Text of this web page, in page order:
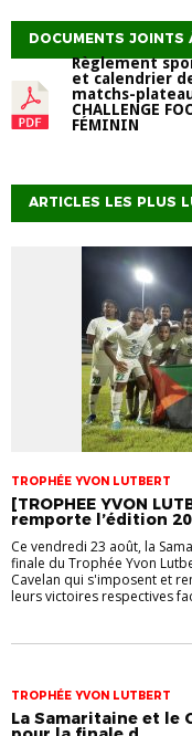
DOCUMENTS JOINTS
Règlement
et calendrier
matchs-
CHALLENGE
FÉMININ
ARTICLES LES PLUS
TROPHÉE YVON LUTBERT
[TROPHEE YVON
remporte l’édition
Ce vendredi 23 août, la
finale du Trophée Yvon
Cavelan qui s'imposent et
leurs victoires respectives
TROPHÉE YVON LUTBERT
La Samaritaine et le